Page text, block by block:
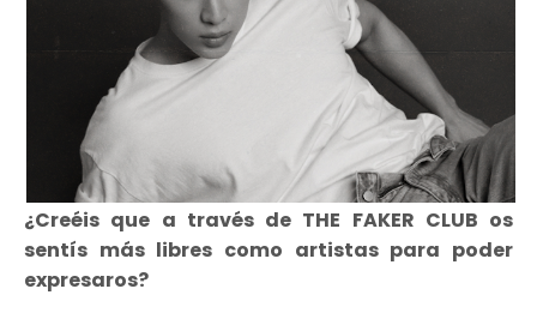
¿Creéis que a través de THE FAKER CLUB os
sentís más libres como artistas para poder
expresaros?